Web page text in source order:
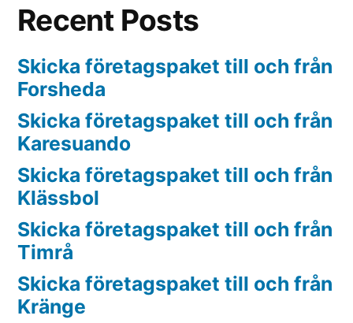
Recent Posts
Skicka företagspaket till och från
Forsheda
Skicka företagspaket till och från
Karesuando
Skicka företagspaket till och från
Klässbol
Skicka företagspaket till och från
Timrå
Skicka företagspaket till och från
Kränge